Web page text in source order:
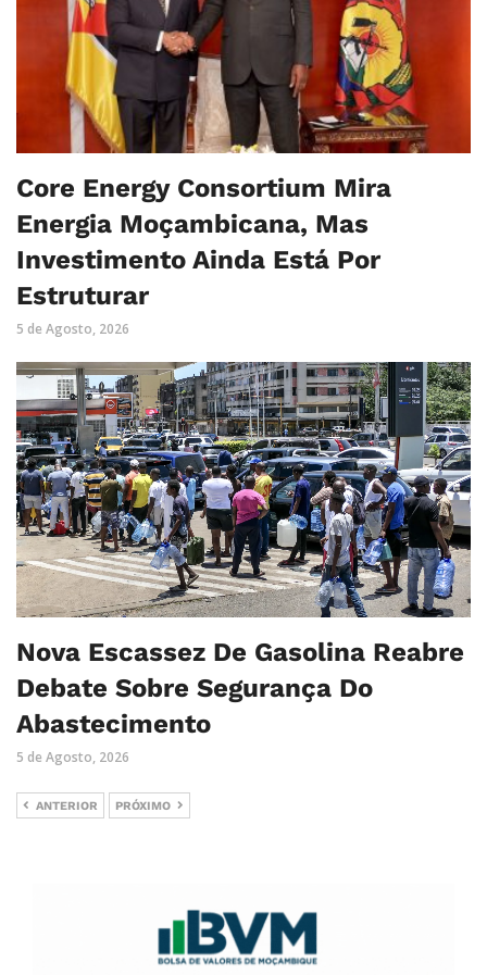
Core Energy Consortium Mira
Energia Moçambicana, Mas
Investimento Ainda Está Por
Estruturar
5 de Agosto, 2026
Nova Escassez De Gasolina Reabre
Debate Sobre Segurança Do
Abastecimento
5 de Agosto, 2026
ANTERIOR PRÓXIMO